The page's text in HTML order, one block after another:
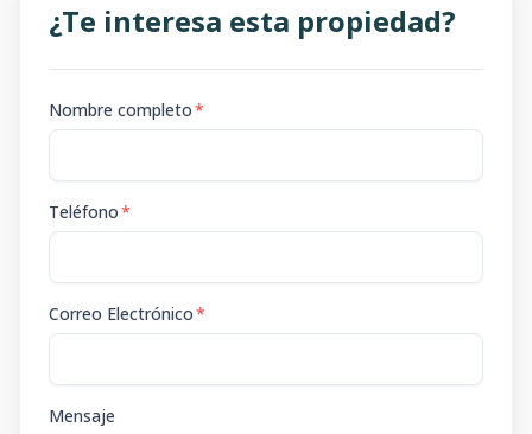
¿Te interesa esta propiedad?
Nombre completo*
Teléfono*
Correo Electrónico*
Mensaje